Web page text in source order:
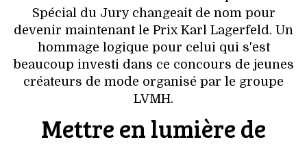
VOYAGES & LOISIRS
Spécial du Jury changeait de nom pour
devenir maintenant le Prix Karl Lagerfeld. Un
hommage logique pour celui qui s'est
beaucoup investi dans ce concours de jeunes
créateurs de mode organisé par le groupe
LVMH.
Mettre en lumière de